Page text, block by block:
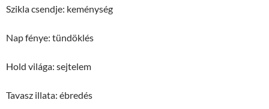
Szikla csendje: keménység
Nap fénye: tündöklés
Hold világa: sejtelem
Tavasz illata: ébredés